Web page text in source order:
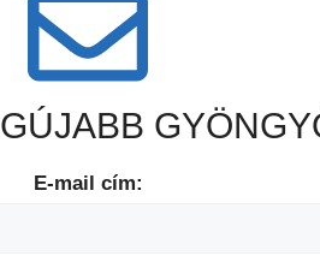
E-mail cím: